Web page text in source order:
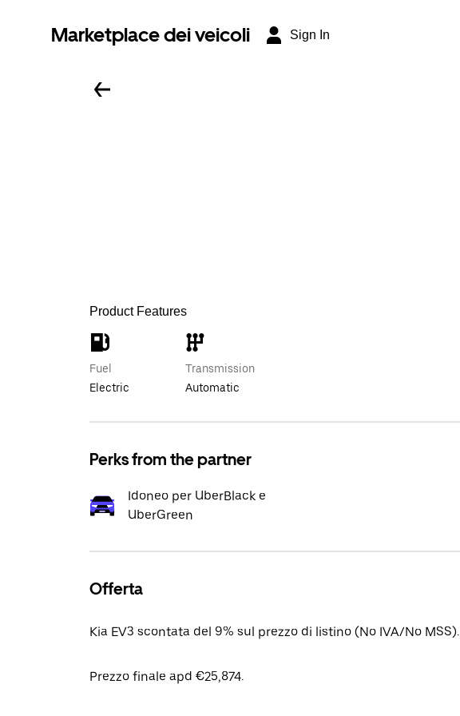
Marketplace dei veicoli Sign In
Product Features
Fuel
Electric
Transmission
Automatic
Perks from the partner
Idoneo per UberBlack e
UberGreen
Offerta
Kia EV3 scontata del 9% sul prezzo di listino (No IVA/No MSS).
Prezzo finale apd €25,874.